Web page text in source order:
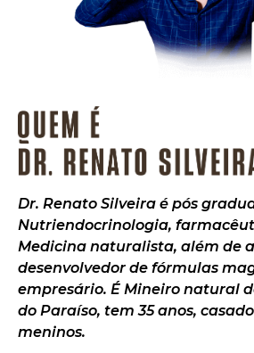
Dr. Renato Silveira é pós
Nutriendocrinologia,
Medicina naturalista, além de
desenvolvedor de fórmulas
empresário. É Mineiro natural
do Paraíso, tem 35 anos,
meninos.